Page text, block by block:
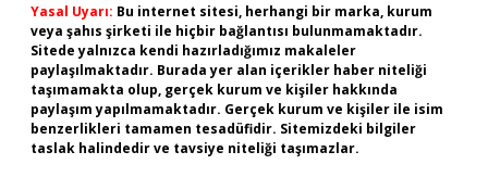
Yasal Uyarı: Bu internet sitesi, herhangi bir marka, kurum
veya şahıs şirketi ile hiçbir bağlantısı bulunmamaktadır.
Sitede yalnızca kendi hazırladığımız makaleler
paylaşılmaktadır. Burada yer alan içerikler haber niteliği
taşımamakta olup, gerçek kurum ve kişiler hakkında
paylaşım yapılmamaktadır. Gerçek kurum ve kişiler ile isim
benzerlikleri tamamen tesadüfidir. Sitemizdeki bilgiler
taslak halindedir ve tavsiye niteliği taşımazlar.